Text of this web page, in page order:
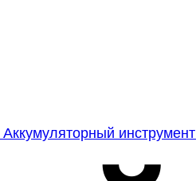
Аккумуляторный инструмент